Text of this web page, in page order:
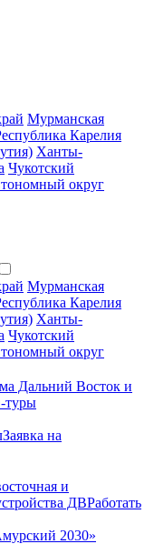
Мурманская
Карелия
Ханты-
Чукотский
округ
Мурманская
Карелия
Ханты-
Чукотский
округ
Дальний Восток и
туры
Заявка на
и
ДВРаботать
2030»